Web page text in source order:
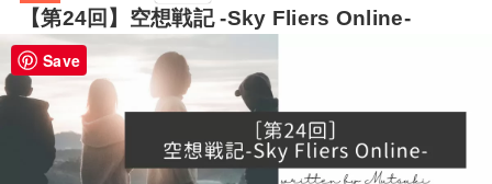
【第24回】空想戦記 -Sky Fliers Online-
Save